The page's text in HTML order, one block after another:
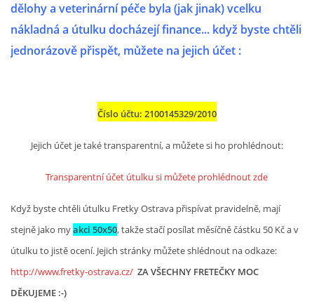
dělohy a veterinární péče byla (jak jinak) vcelku
nákladná a útulku docházejí finance... když byste chtěli
jednorázově přispět, můžete na jejich účet :
Číslo účtu: 2100145329/2010
Jejich účet je také transparentní, a můžete si ho prohlédnout:
Transparentní účet útulku si můžete prohlédnout zde
Když byste chtěli útulku Fretky Ostrava přispívat pravidelně, mají
stejně jako myakci 50x50, takže stačí posílat měsíčně částku 50 Kč a v
útulku to jistě ocení. Jejich stránky můžete shlédnout na odkaze:
http://www.fretky-ostrava.cz/ ZA VŠECHNY FRETEČKY MOC
DĚKUJEME :-)